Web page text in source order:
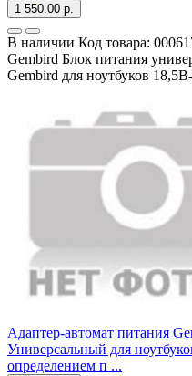
1 550.00 р.
В наличии Код товара:
Gembird Блок питания
Gembird для ноутбуков
Адаптер-автомат питания
Универсальный для
определением п ...